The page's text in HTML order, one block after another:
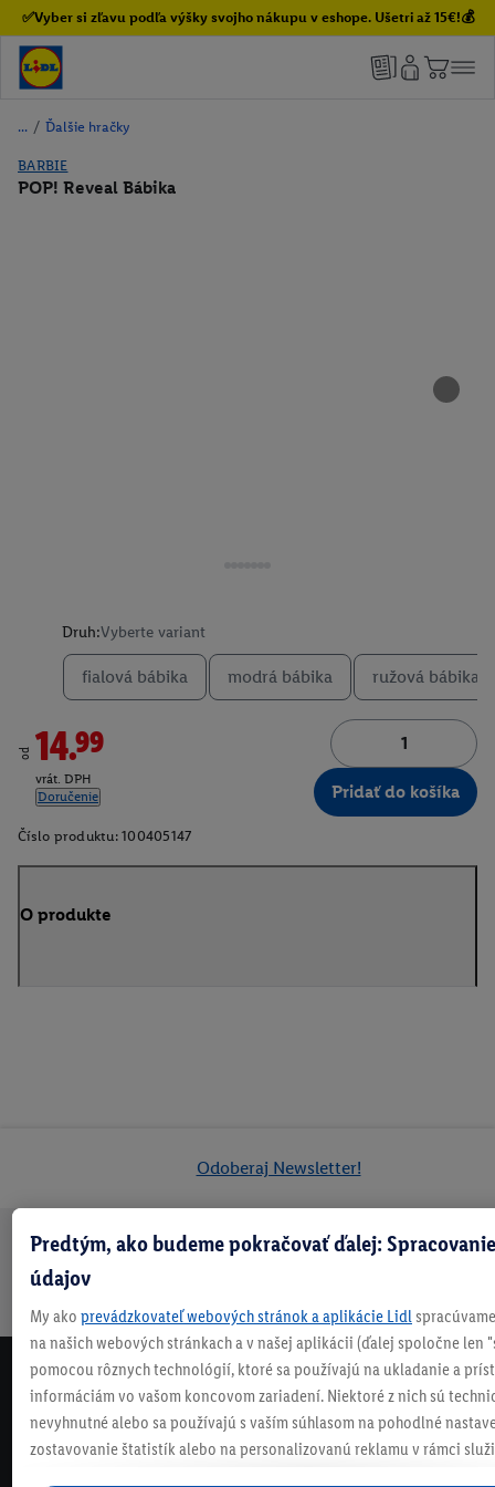
✅Vyber si zľavu podľa výšky svojho nákupu v eshope. Ušetri až 15€!💰
/ Ďalšie hračky
BARBIE
POP! Reveal Bábika
Druh:Vyberte variant
fialová bábika modrá bábika ružová bábika
od 14.99
vrát. DPH
Doručenie
Pridať do košíka
Číslo produktu: 100405147
O produkte
Odoberaj Newsletter!
zadarmo
nad 70 €¹
niečo nové
NEWSLETTER
ODOBERAJ NÁŠ NEWSLETTER
Predtým, ako budeme pokračovať ďalej:
údajov
My ako prevádzkovateľ webových stránok a aplikácie Lidl
na našich webových stránkach a v našej aplikácii (ďalej spoločne len
pomocou rôznych technológií, ktoré sa používajú na ukladanie a
informáciám vo vašom koncovom zariadení. Niektoré z nich sú
nevyhnutné alebo sa používajú s vaším súhlasom na pohodlné
zostavovanie štatistík alebo na personalizovanú reklamu v rámci